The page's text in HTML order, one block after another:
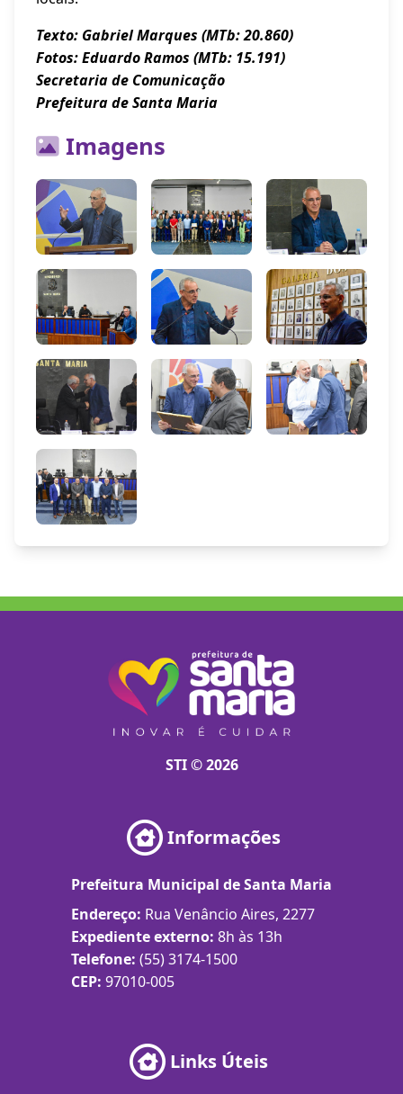
Texto: Gabriel Marques (MTb: 20.860)
Fotos: Eduardo Ramos (MTb: 15.191)
Secretaria de Comunicação
Prefeitura de Santa Maria
Imagens
STI © 2026
Informações
Prefeitura Municipal de Santa Maria
Endereço: Rua Venâncio Aires, 2277
Expediente externo: 8h às 13h
Telefone: (55) 3174-1500
CEP: 97010-005
Links Úteis